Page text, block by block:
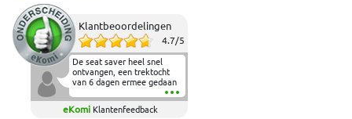
Klantbeoordelingen
4.7/5
De seat saver heel snel
ontvangen, een trektocht
van 6 dagen ermee gedaan
en deze heeft de beproeving
fantastisch doorstaan.
Heerlijk zacht om op te
eKomi Klantenfeedback